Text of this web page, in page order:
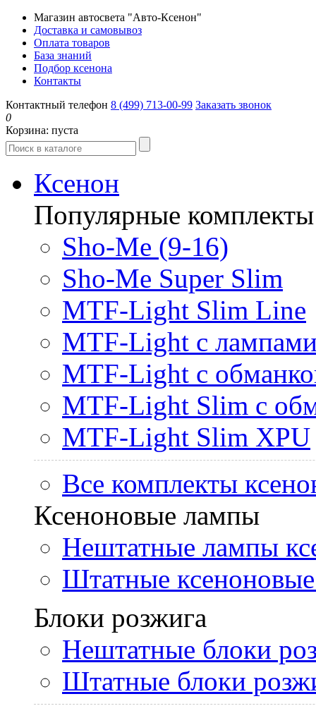
Магазин автосвета "Авто-Ксенон"
Доставка и самовывоз
Оплата товаров
База знаний
Подбор ксенона
Контакты
Контактный телефон 8 (499) 713-00-99 Заказать звонок
0
Корзина: пуста
Ксенон
Популярные комплекты
Sho-Me (9-16)
Sho-Me Super Slim
MTF-Light Slim Line
MTF-Light с
MTF-Light с
MTF-Light Slim с
MTF-Light Slim XPU
Все комплекты
Ксеноновые лампы
Нештатные лампы
Штатные
Блоки розжига
Нештатные блоки
Штатные блоки